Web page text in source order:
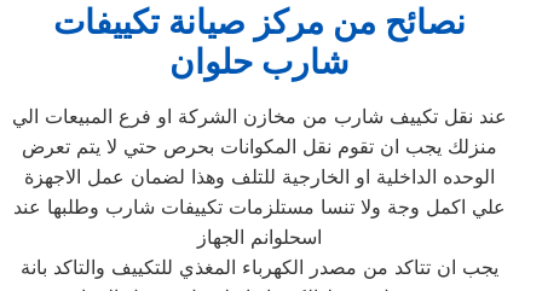
نصائح من مركز صيانة تكييفات
شارب حلوان
عند نقل تكييف شارب من مخازن الشركة او فرع المبيعات الي
منزلك يجب ان تقوم نقل المكوانات بحرص حتي لا يتم تعرض
الوحده الداخلية او الخارجية للتلف وهذا لضمان عمل الاجهزة
علي اكمل وجة ولا تنسا مستلزمات تكييفات شارب وطلبها عند
اسحلوانم الجهاز
يجب ان تتاكد من مصدر الكهرباء المغذي للتكييف والتاكد بانة